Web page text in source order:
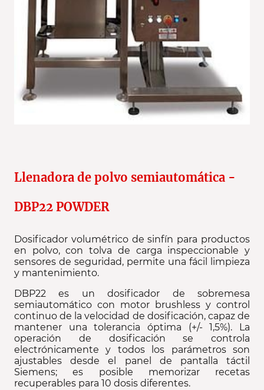
Llenadora de polvo semiautomática -
DBP22 POWDER
Dosificador volumétrico de sinfín para productos
en polvo, con tolva de carga inspeccionable y
sensores de seguridad, permite una fácil limpieza
y mantenimiento.
DBP22 es un dosificador de sobremesa
semiautomático con motor brushless y control
continuo de la velocidad de dosificación, capaz de
mantener una tolerancia óptima (+/- 1,5%). La
operación de dosificación se controla
electrónicamente y todos los parámetros son
ajustables desde el panel de pantalla táctil
Siemens; es posible memorizar recetas
recuperables para 10 dosis diferentes.